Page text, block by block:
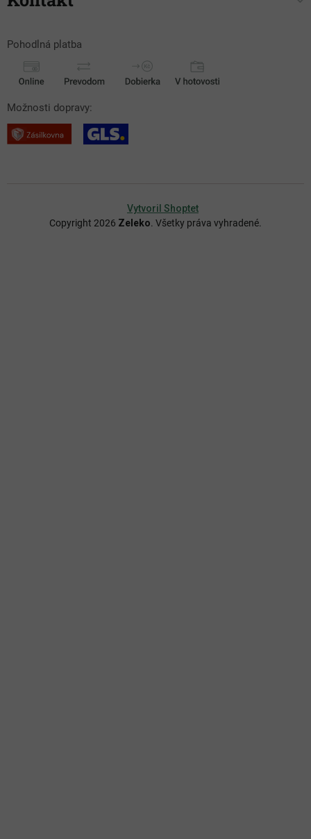
Pohodlná platba
Možnosti dopravy:
Vytvoril Shoptet
Copyright 2026 Zeleko. Všetky práva vyhradené.